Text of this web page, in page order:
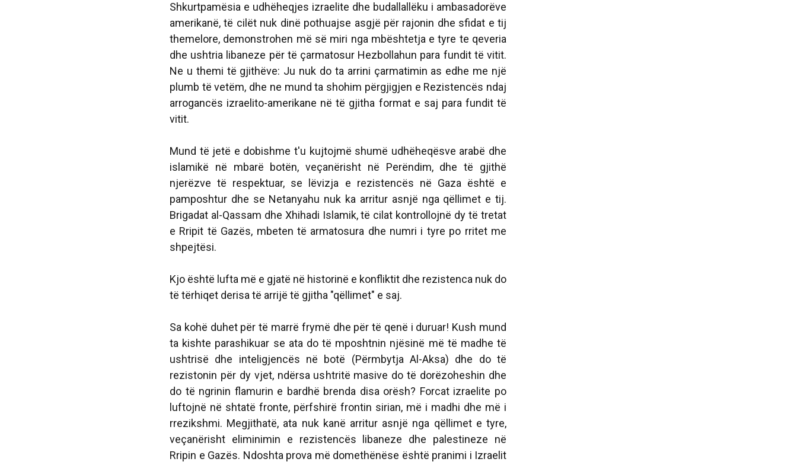
Shkurtpamësia e udhëheqjes izraelite dhe budallallëku i ambasadorëve
amerikanë, të cilët nuk dinë pothuajse asgjë për rajonin dhe sfidat e tij
themelore, demonstrohen më së miri nga mbështetja e tyre te qeveria
dhe ushtria libaneze për të çarmatosur Hezbollahun para fundit të vitit.
Ne u themi të gjithëve: Ju nuk do ta arrini çarmatimin as edhe me një
plumb të vetëm, dhe ne mund ta shohim përgjigjen e Rezistencës ndaj
arrogancës izraelito-amerikane në të gjitha format e saj para fundit të
vitit.
Mund të jetë e dobishme t'u kujtojmë shumë udhëheqësve arabë dhe
islamikë në mbarë botën, veçanërisht në Perëndim, dhe të gjithë
njerëzve të respektuar, se lëvizja e rezistencës në Gaza është e
pamposhtur dhe se Netanyahu nuk ka arritur asnjë nga qëllimet e tij.
Brigadat al-Qassam dhe Xhihadi Islamik, të cilat kontrollojnë dy të tretat
e Rripit të Gazës, mbeten të armatosura dhe numri i tyre po rritet me
shpejtësi.
Kjo është lufta më e gjatë në historinë e konfliktit dhe rezistenca nuk do
të tërhiqet derisa të arrijë të gjitha "qëllimet" e saj.
Sa kohë duhet për të marrë frymë dhe për të qenë i duruar! Kush mund
ta kishte parashikuar se ata do të mposhtnin njësinë më të madhe të
ushtrisë dhe inteligjencës në botë (Përmbytja Al-Aksa) dhe do të
rezistonin për dy vjet, ndërsa ushtritë masive do të dorëzoheshin dhe
do të ngrinin flamurin e bardhë brenda disa orësh? Forcat izraelite po
luftojnë në shtatë fronte, përfshirë frontin sirian, më i madhi dhe më i
rrezikshmi. Megjithatë, ata nuk kanë arritur asnjë nga qëllimet e tyre,
veçanërisht eliminimin e rezistencës libaneze dhe palestineze në
Rripin e Gazës. Ndoshta prova më domethënëse është pranimi i Izraelit